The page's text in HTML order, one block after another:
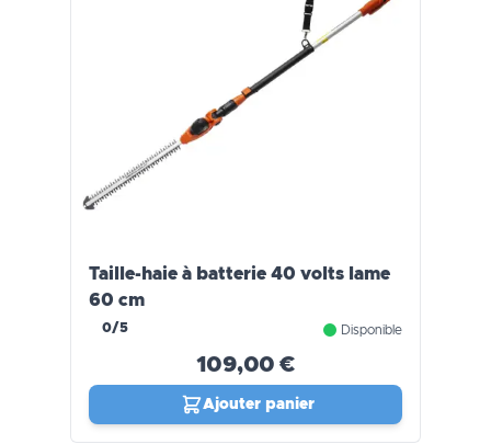
Taille-haie à batterie 40 volts lame
60 cm
0/5 Disponible
109,00 €
Ajouter panier